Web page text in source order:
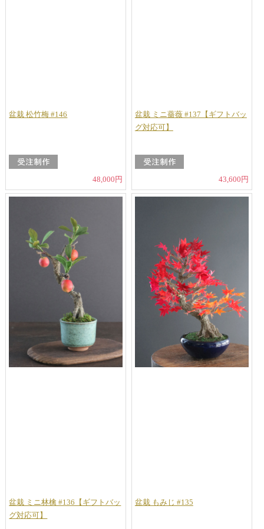
盆栽 松竹梅 #146
48,000円
盆栽 ミニ薔薇 #137【ギフトバッ
グ対応可】
43,600円
盆栽 ミニ林檎 #136【ギフトバッ
グ対応可】
盆栽 もみじ #135